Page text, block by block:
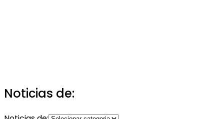
Noticias de: